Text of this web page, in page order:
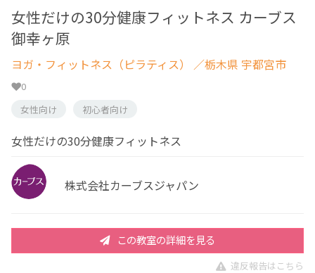
女性だけの30分健康フィットネス カーブス
御幸ヶ原
ヨガ・フィットネス（ピラティス） ／栃木県 宇都宮市
0
女性向け
初心者向け
女性だけの30分健康フィットネス
株式会社カーブスジャパン
この教室の詳細を見る
違反報告はこちら